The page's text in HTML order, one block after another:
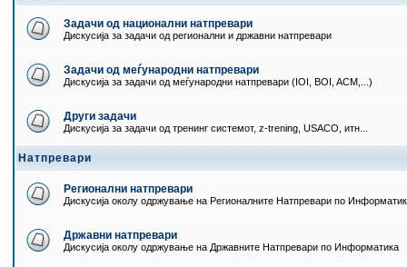
Задачи од национални натпревари
Дискусија за задачи од регионални и државни натпревари
Задачи од меѓународни натпревари
Дискусија за задачи од меѓународни натпревари (IOI, BOI, ACM,...)
Други задачи
Дискусија за задачи од тренинг системот, z-trening, USACO, итн...
Натпревари
Регионални натпревари
Дискусија околу одржување на Регионалните Натпревари по
Државни натпревари
Дискусија околу одржување на Државните Натпревари по Информатика